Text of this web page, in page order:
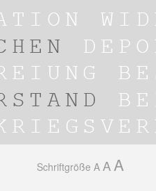
Schriftgröße A A A